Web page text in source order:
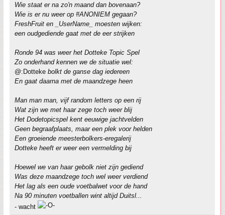
Wie staat er na zo'n maand dan bovenaan?
Wie is er nu weer op #ANONIEM gegaan?
FreshFruit en _UserName_ moesten wijken:
een oudgediende gaat met de eer strijken
Ronde 94 was weer het Dotteke Topic Spel
Zo onderhand kennen we de situatie wel:
@:Dotteke bolkt de ganse dag iedereen
En gaat daarna met de maandzege heen
Man man man, vijf random letters op een rij
Wat zijn we met haar zege toch weer blij
Het Dodetopicspel kent eeuwige jachtvelden
Geen begraafplaats, maar een plek voor helden
Een groeiende meesterbolkers-eregalerij
Dotteke heeft er weer een vermelding bij
Hoewel we van haar gebolk niet zijn gediend
Was deze maandzege toch wel weer verdiend
Het lag als een oude voetbalwet voor de hand
Na 90 minuten voetballen wint altijd Duitsl...
- wacht